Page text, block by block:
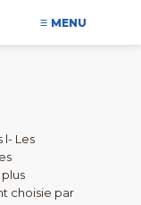
MENU
l- Les
choisie par